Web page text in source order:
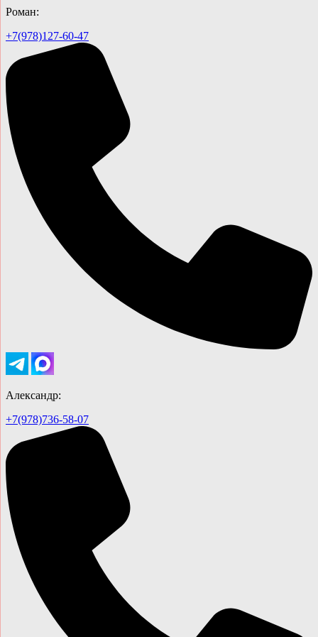
Роман:
+7(978)127-60-47
Александр:
+7(978)736-58-07